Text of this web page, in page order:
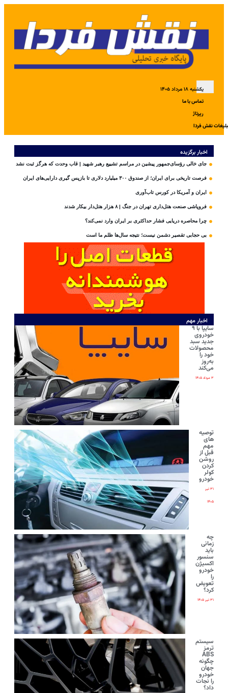
یکشنبه ۱۸ مرداد ۱۴۰۵
تماس با ما
رپرتاژ
نقش فردا
اخبار برگزیده
جای خالی رؤسای‌جمهور پیشین در مراسم تشییع رهبر شهید | قاب وحدت که هرگز ثبت نشد
فرصت تاریخی برای ایران؛ از صندوق ۳۰۰ میلیارد دلاری تا بازپس گیری دارایی‌های ایران
ایران و آمریکا در کورس تاب‌آوری
فروپاشی صنعت هتل‌داری تهران در جنگ | ۸ هزار هتل‌دار بیکار شدند
چرا محاصره دریایی فشار حداکثری بر ایران وارد نمی‌کند؟
بی‌ حجابی تقصیر دشمن نیست؛ نتیجه سال‌ها ظلم ما است
اخبار مهم
سایپا با ۹
خودروی
جدید سبد
محصولات
خود را
به‌روز
می‌کند
۳ مرداد ۱۴۰۵
توصیه
های
مهم
قبل از
روشن
کردن
کولر
خودرو
۳۱ تیر
۱۴۰۵
چه
زمانی
باید
سنسور
اکسیژن
خودرو
را
تعویض
کرد؟
۳۱ تیر ۱۴۰۵
سیستم
ترمز
ABS
چگونه
جهان
خودرو
را نجات
داد؟